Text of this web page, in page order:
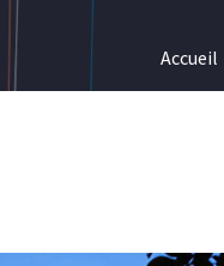
Accueil